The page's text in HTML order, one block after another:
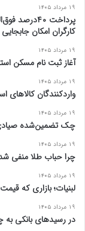
۱۹ مرداد ۱۴۰۵
پرداخت
کارگران امکان جابجایی
۱۹ مرداد ۱۴۰۵
آغاز ثبت‌ نام مسکن
۱۹ مرداد ۱۴۰۵
واردکنندگان کالاهای اساسی: ۱۷ ماه است منتظر
۱۹ مرداد ۱۴۰۵
چک تضمین‌شده
۱۹ مرداد ۱۴۰۵
چرا حباب طلا منفی
۱۹ مرداد ۱۴۰۵
لبنیات؛ بازاری که
۱۹ مرداد ۱۴۰۵
در رسیدهای بانکی